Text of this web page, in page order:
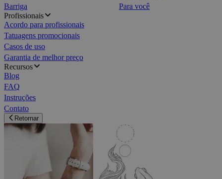
Barriga
Para você
Profissionais
Acordo para profissionais
Tatuagens promocionais
Casos de uso
Garantia de melhor preço
Recursos
Blog
FAQ
Instruções
Contato
Retornar